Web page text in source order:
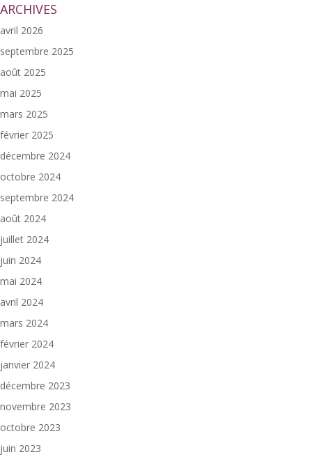
ARCHIVES
avril 2026
septembre 2025
août 2025
mai 2025
mars 2025
février 2025
décembre 2024
octobre 2024
septembre 2024
août 2024
juillet 2024
juin 2024
mai 2024
avril 2024
mars 2024
février 2024
janvier 2024
décembre 2023
novembre 2023
octobre 2023
juin 2023